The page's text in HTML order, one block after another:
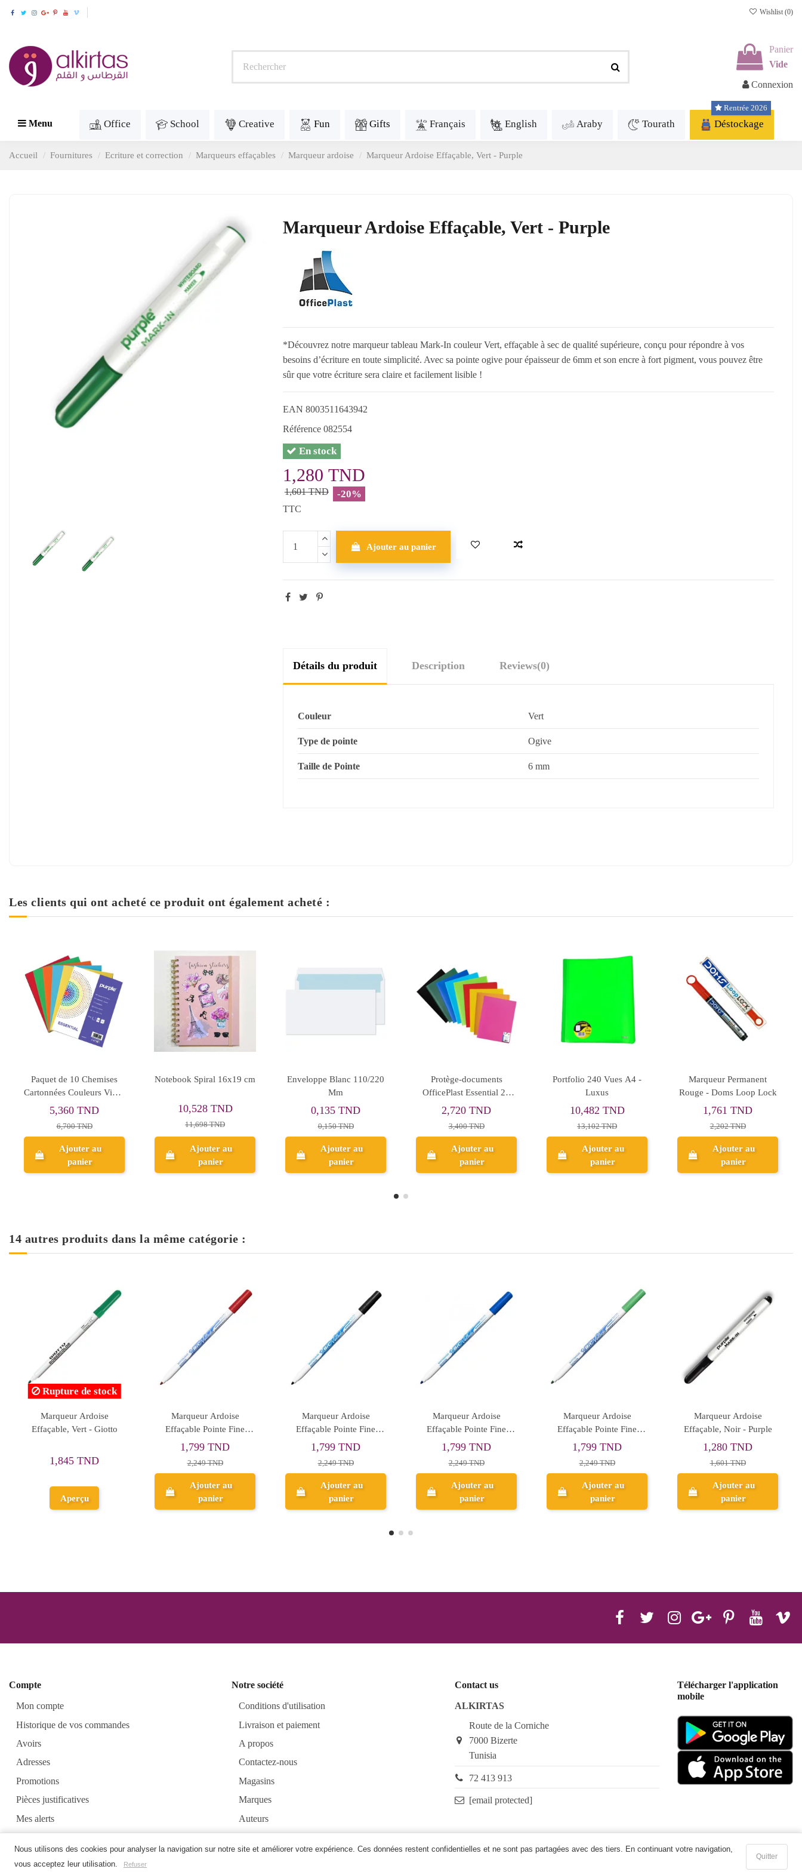
Nous utilisons des cookies pour analyser la navigation sur notre site et améliorer votre expérience. Ces données restent confidentielles et ne sont pas partagées avec des tiers. En continuant votre navigation,
vous acceptez leur utilisation.
Refuser
Quitter
Wishlist (0)
Panier
Vide
Connexion
Menu Office School Creative Fun Gifts Français English Araby Tourath Déstockage
Rentrée 2026
Accueil Fournitures Ecriture et correction Marqueurs effaçables Marqueur ardoise Marqueur Ardoise Effaçable, Vert - Purple
Marqueur Ardoise Effaçable, Vert - Purple
*Découvrez notre marqueur tableau Mark-In couleur Vert, effaçable à sec de qualité supérieure, conçu pour répondre à vos
besoins d’écriture en toute simplicité. Avec sa pointe ogive pour épaisseur de 6mm et son encre à fort pigment, vous pouvez être
sûr que votre écriture sera claire et facilement lisible !
EAN 8003511643942
Référence 082554
En stock
1,280 TND
1,601 TND -20%
TTC
Ajouter au panier
Détails du produit Description Reviews(0)
Couleur Vert
Type de pointe Ogive
Taille de Pointe 6 mm
Les clients qui ont acheté ce produit ont également acheté :
Enveloppe Blanc 110/220
Mm
0,135 TND
0,150 TND
Ajouter au
panier
Protège-documents
Vues
2,720 TND
3,400 TND
Ajouter au
panier
Portfolio 240 Vues A4 -
Luxus
10,482 TND
13,102 TND
Ajouter au
panier
Marqueur Permanent
Rouge - Doms Loop Lock
1,761 TND
2,202 TND
Ajouter au
panier
ETIQUETTE BLANCHE
POCHETTE
0,371 TND
0,464 TND
Ajouter au
panier
Sac à Dos Cool School
Motifs PM pour Maternelle
29,767 TND
54,121 TND
Ajouter au
panier
14 autres produits dans la même catégorie :
Rupture de stock
Marqueur Ardoise
Effaçable, Noir - Giotto
1,845 TND
Aperçu
Marqueur Ardoise
Effaçable, Bleu - Purple
1,280 TND
1,601 TND
Ajouter au
panier
MARQ ARDOISE
VERTEX NOIR
0,866 TND
1,083 TND
Ajouter au
panier
MARQ ARDOISE
VERTEX P4
3,465 TND
4,332 TND
Ajouter au
panier
Set De 5 Marqueurs
Ardoise Fine - Bic
8,235 TND
10,294 TND
Ajouter au
panier
Feutres Effaçables à Sec
Ardoise 12pcs Maped -
Réf.741845
29,874 TND
37,342 TND
Ajouter au
panier
Compte
Mon compte
Historique de vos commandes
Avoirs
Adresses
Promotions
Pièces justificatives
Mes alerts
Notre société
Conditions d'utilisation
Livraison et paiement
A propos
Contactez-nous
Magasins
Marques
Auteurs
Contact us
ALKIRTAS
Route de la Corniche
7000 Bizerte
Tunisia
72 413 913
[email protected]
Télécharger l'application
mobile